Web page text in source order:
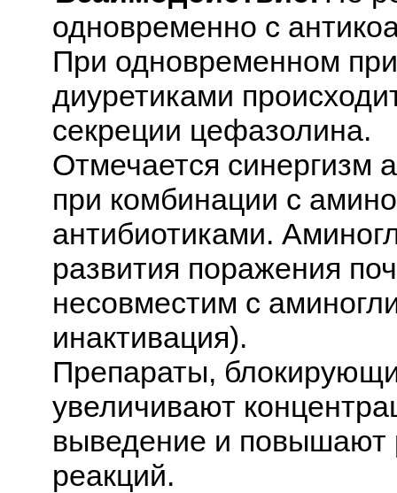
одновременно с
При одновременном
диуретиками
секреции цефазолина.
Отмечается синергизм
при комбинации с
антибиотиками.
развития поражения
несовместим с
инактивация).
Препараты,
увеличивают
выведение и повышают
реакций.